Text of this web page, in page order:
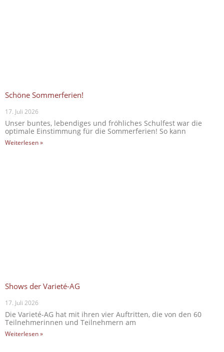
Schöne Sommerferien!
17. Juli 2026
Unser buntes, lebendiges und fröhliches Schulfest war die
optimale Einstimmung für die Sommerferien! So kann
Weiterlesen »
Shows der Varieté-AG
17. Juli 2026
Die Varieté-AG hat mit ihren vier Auftritten, die von den 60
Teilnehmerinnen und Teilnehmern am
Weiterlesen »